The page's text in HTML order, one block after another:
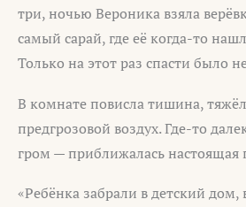
три, ночью Вероника взяла
самый сарай, где её когда-то
Только на этот раз спасти было
В комнате повисла тишина,
предгрозовой воздух. Где-то
гром — приближалась настоящая
«Ребёнка забрали в детский